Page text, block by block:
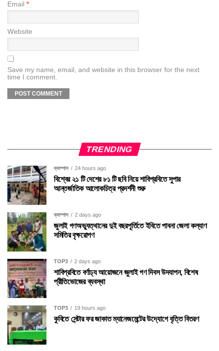
Email *
Website
Save my name, email, and website in this browser for the next
time I comment.
TRENDING
ক্যাম্পাস 24 hours ago
বিশ্বের ২১ টি দেশের ৮১ টি ছবি নিয়ে শাবিপ্রবিতে সুপার
আন্তর্জাতিক আলোকচিত্র প্রদর্শনী শুরু
ক্যাম্পাস 2 days ago
জুলাই গণঅভ্যুত্থানের দুই বছরপূর্তিতে ইবিতে পাবনা জেলা কল্যাণ
সমিতির বৃক্ষরোপণ
TOP3 2 days ago
শাবিপ্রবিতে বর্ণাঢ্য আয়োজনে জুলাই গণ দিবস উদযাপন, বিশেষ
প্রীতিভোজের ব্যবস্থা
TOP3 19 hours ago
কুবিতে সেন্টার ফর জাকাত ম্যানেজমেন্টের উদ্যোগে বৃত্তি বিতরণ